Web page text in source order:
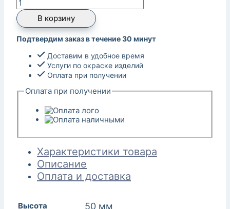
В корзину
Подтвердим заказ в течение 30 минут
Доставим в удобное время
Услуги по окраске изделий
Оплата при получении
Оплата при получении
Характеристики товара
Описание
Оплата и доставка
Высота 50 мм